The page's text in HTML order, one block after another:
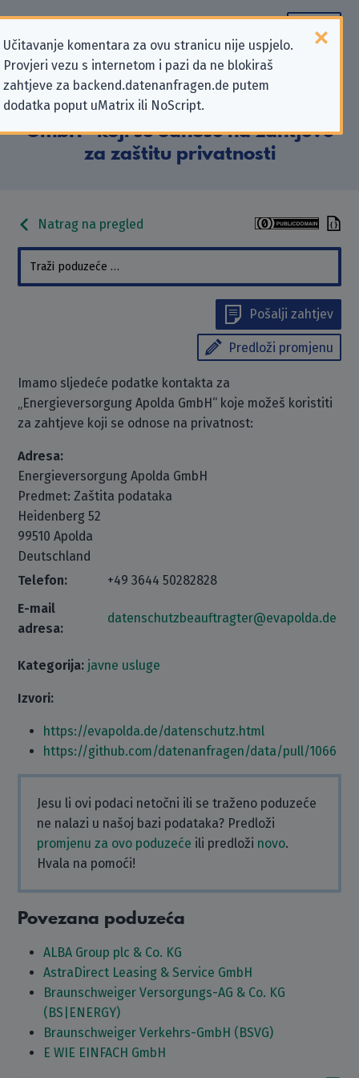
Učitavanje komentara za ovu stranicu nije uspjelo.
Provjeri vezu s internetom i pazi da ne blokiraš
zahtjeve za backend.datenanfragen.de putem
dodatka poput uMatrix ili NoScript.
Podaci kontakta
„Energieversorgung Apolda
GmbH” koji se odnose na zahtjeve
za zaštitu privatnosti
Natrag na pregled
Pošalji zahtjev
Predloži promjenu
Imamo sljedeće podatke kontakta za
„Energieversorgung Apolda GmbH“ koje možeš koristiti
za zahtjeve koji se odnose na privatnost:
Adresa:
Energieversorgung Apolda GmbH
Predmet: Zaštita podataka
Heidenberg 52
99510 Apolda
Deutschland
Telefon:
+49 3644 50282828
E-mail
adresa:
datenschutzbeauftragter@evapolda.de
Kategorija: javne usluge
Izvori:
https://evapolda.de/datenschutz.html
https://github.com/datenanfragen/data/pull/1066
Jesu li ovi podaci netočni ili se traženo poduzeće
ne nalazi u našoj bazi podataka? Predloži
promjenu za ovo poduzeće ili predloži novo.
Hvala na pomoći!
Povezana poduzeća
ALBA Group plc & Co. KG
AstraDirect Leasing & Service GmbH
Braunschweiger Versorgungs-AG & Co. KG
(BS|ENERGY)
Braunschweiger Verkehrs-GmbH (BSVG)
E WIE EINFACH GmbH